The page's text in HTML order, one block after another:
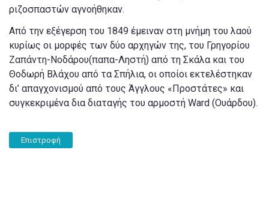
ριζοσπαστών αγνοήθηκαν.
Από την εξέγερση του 1849 έμειναν στη μνήμη του λαού
κυρίως οι μορφές των δύο αρχηγών της, του Γρηγορίου
Ζαπάντη-Νοδάρου(παπα-Ληστή) από τη Σκάλα και του
Θοδωρή Βλάχου από τα Σπήλια, οι οποίοι εκτελέστηκαν
δι’ απαγχονισμού από τους Άγγλους «Προστάτες» και
συγκεκριμένα δια διαταγής του αρμοστή Ward (Ουάρδου).
Επιστροφή